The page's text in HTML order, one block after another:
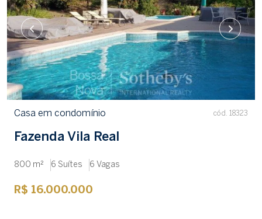
Casa em condomínio cód. 18323
Fazenda Vila Real
800 m² 6 Suítes 6 Vagas
R$ 16.000.000